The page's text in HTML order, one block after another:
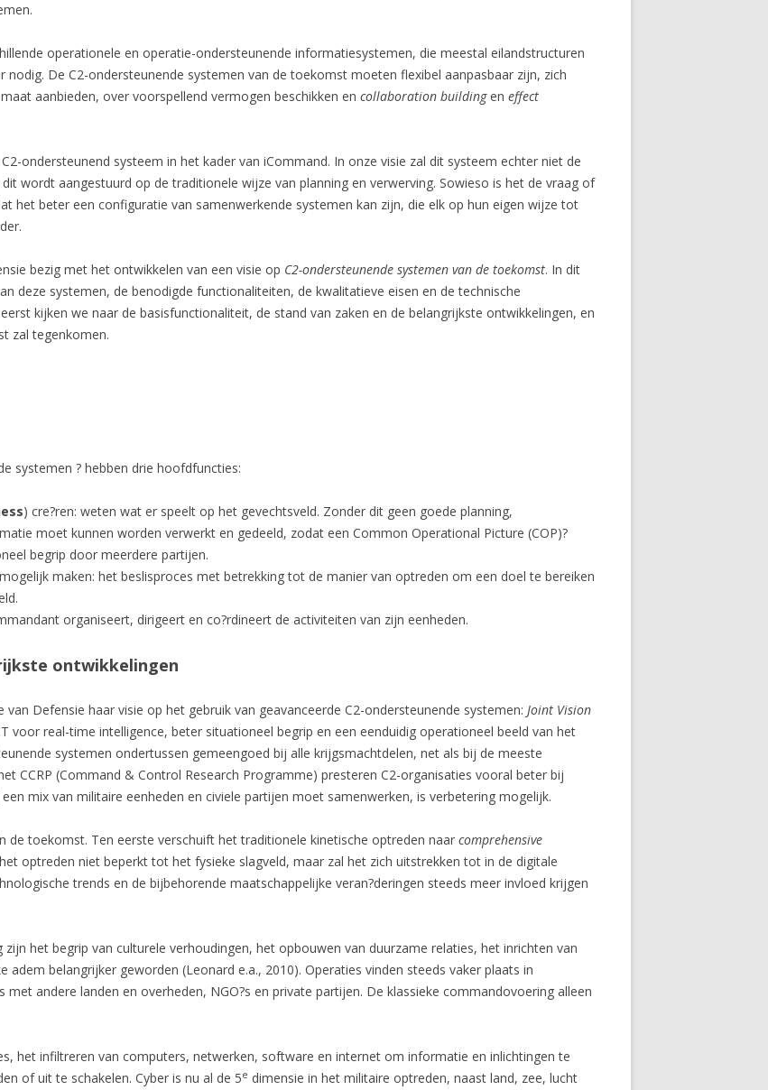
operationele en operatie-ondersteunende informatiesystemen, die meestal eilandstructuren
De C2-ondersteunende systemen van de toekomst moeten flexibel aanpasbaar zijn, zich
aanbieden, over voorspellend vermogen beschikken en collaboration buildingen effect
ondersteunend systeem in het kader van iCommand. In onze visie zal dit systeem echter niet de
wordt aangestuurd op de traditionele wijze van planning en verwerving. Sowieso is het de vraag of
het beter een configuratie van samenwerkende systemen kan zijn, die elk op hun eigen wijze tot
bezig met het ontwikkelen van een visie op C2-ondersteunende systemen van de toekomst. In dit
deze systemen, de benodigde functionaliteiten, de kwalitatieve eisen en de technische
kijken we naar de basisfunctionaliteit, de stand van zaken en de belangrijkste ontwikkelingen, en
zal tegenkomen.
systemen ? hebben drie hoofdfuncties:
) cre?ren: weten wat er speelt op het gevechtsveld. Zonder dit geen goede planning,
moet kunnen worden verwerkt en gedeeld, zodat een Common Operational Picture (COP)?
begrip door meerdere partijen.
maken: het beslisproces met betrekking tot de manier van optreden om een doel te bereiken
organiseert, dirigeert en co?rdineert de activiteiten van zijn eenheden.
ontwikkelingen
Defensie haar visie op het gebruik van geavanceerde C2-ondersteunende systemen: Joint Vision
voor real-time intelligence, beter situationeel begrip en een eenduidig operationeel beeld van het
systemen ondertussen gemeengoed bij alle krijgsmachtdelen, net als bij de meeste
CCRP (Command & Control Research Programme) presteren C2-organisaties vooral beter bij
mix van militaire eenheden en civiele partijen moet samenwerken, is verbetering mogelijk.
de toekomst. Ten eerste verschuift het traditionele kinetische optreden naar comprehensive
optreden niet beperkt tot het fysieke slagveld, maar zal het zich uitstrekken tot in de digitale
trends en de bijbehorende maatschappelijke veran?deringen steeds meer invloed krijgen
het begrip van culturele verhoudingen, het opbouwen van duurzame relaties, het inrichten van
belangrijker geworden (Leonard e.a., 2010). Operaties vinden steeds vaker plaats in
met andere landen en overheden, NGO?s en private partijen. De klassieke commandovoering alleen
het infiltreren van computers, netwerken, software en internet om informatie en inlichtingen te
of uit te schakelen. Cyber is nu al de 5e dimensie in het militaire optreden, naast land, zee, lucht